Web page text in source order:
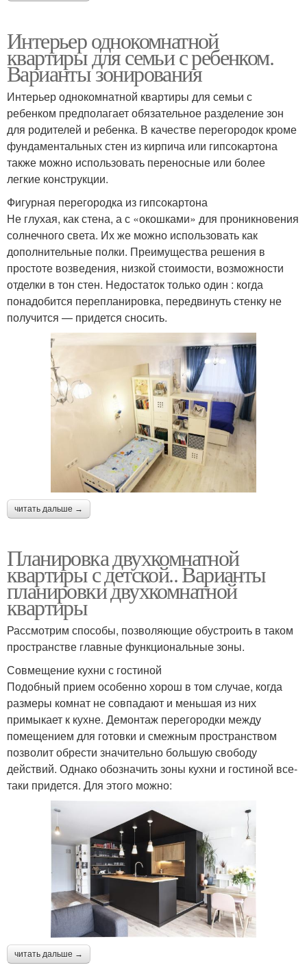
Интерьер однокомнатной
квартиры для семьи с ребенком.
Варианты зонирования
Интерьер однокомнатной квартиры для семьи с
ребенком предполагает обязательное разделение зон
для родителей и ребенка. В качестве перегородок кроме
фундаментальных стен из кирпича или гипсокартона
также можно использовать переносные или более
легкие конструкции.
Фигурная перегородка из гипсокартона
Не глухая, как стена, а с «окошками» для проникновения
солнечного света. Их же можно использовать как
дополнительные полки. Преимущества решения в
простоте возведения, низкой стоимости, возможности
отделки в тон стен. Недостаток только один : когда
понадобится перепланировка, передвинуть стенку не
получится — придется сносить.
читать дальше →
Планировка двухкомнатной
квартиры с детской.. Варианты
планировки двухкомнатной
квартиры
Рассмотрим способы, позволяющие обустроить в таком
пространстве главные функциональные зоны.
Совмещение кухни с гостиной
Подобный прием особенно хорош в том случае, когда
размеры комнат не совпадают и меньшая из них
примыкает к кухне. Демонтаж перегородки между
помещением для готовки и смежным пространством
позволит обрести значительно большую свободу
действий. Однако обозначить зоны кухни и гостиной все-
таки придется. Для этого можно:
читать дальше →